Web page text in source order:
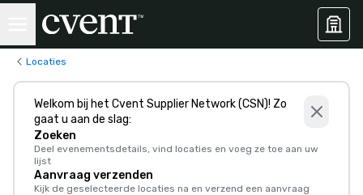
Locaties
Welkom bij het Cvent Supplier Network (CSN)! Zo
gaat u aan de slag:
Zoeken
Deel evenementsdetails, vind locaties en voeg ze toe aan uw
lijst
Aanvraag verzenden
Kijk de geselecteerde locaties na en verzend een aanvraag